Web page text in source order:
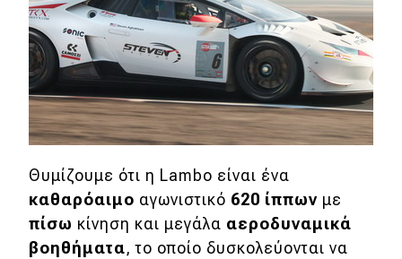
DRIVE Away
MOTO
Μεταχειρισμένο
Οδηγός αγοράς
Συμβουλές
Θυμίζουμε ότι η Lambo είναι ένα
καθαρόαιμο αγωνιστικό 620 ίππων με
πίσω κίνηση και μεγάλα αεροδυναμικά
βοηθήματα, το οποίο δυσκολεύονται να